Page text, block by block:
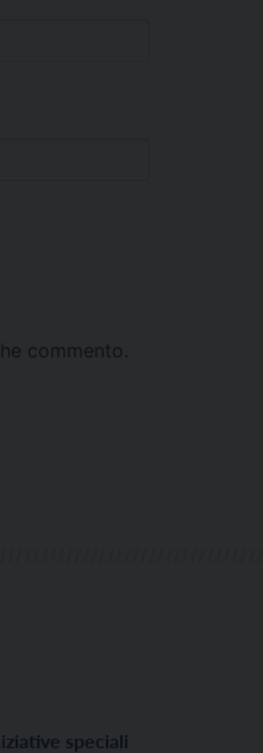
commento.
speciali